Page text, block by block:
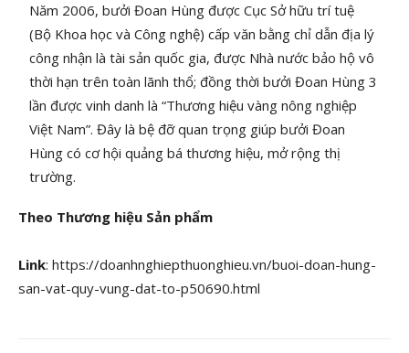
Năm 2006, bưởi Đoan Hùng được Cục Sở hữu trí tuệ
(Bộ Khoa học và Công nghệ) cấp văn bằng chỉ dẫn địa lý
công nhận là tài sản quốc gia, được Nhà nước bảo hộ vô
thời hạn trên toàn lãnh thổ; đồng thời bưởi Đoan Hùng 3
lần được vinh danh là “Thương hiệu vàng nông nghiệp
Việt Nam”. Đây là bệ đỡ quan trọng giúp bưởi Đoan
Hùng có cơ hội quảng bá thương hiệu, mở rộng thị
trường.
Theo Thương hiệu Sản phẩm
Link: https://doanhnghiepthuonghieu.vn/buoi-doan-hung-
san-vat-quy-vung-dat-to-p50690.html